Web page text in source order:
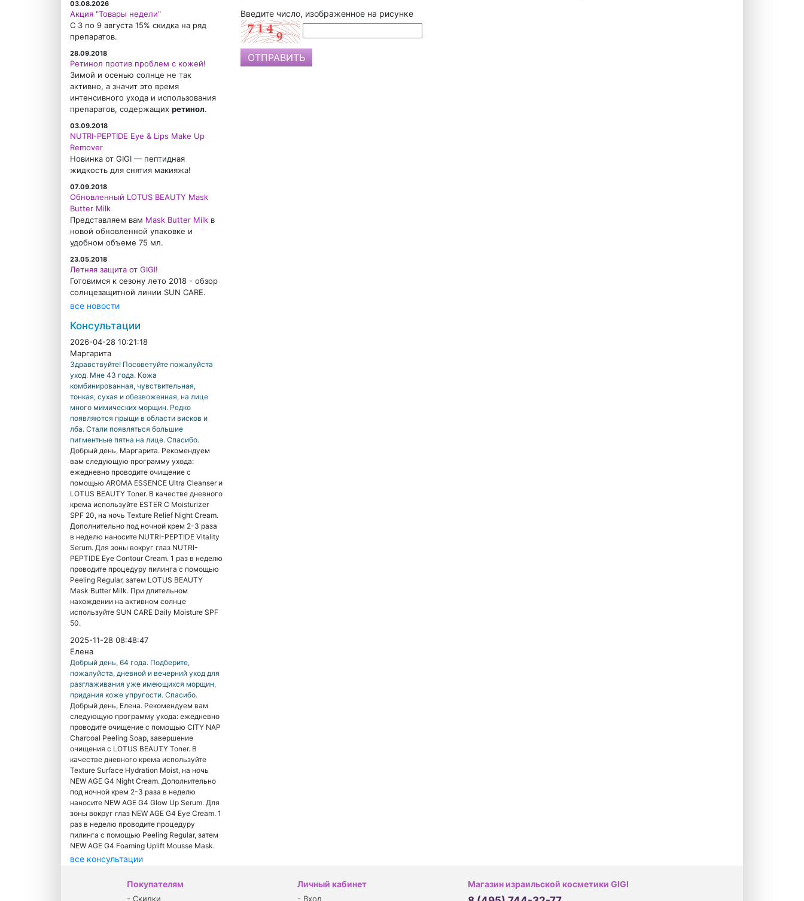
03.08.2026
Акция "Товары недели"
С 3 по 9 августа 15% скидка на ряд
препаратов.
28.09.2018
Ретинол против проблем с кожей!
Зимой и осенью солнце не так
активно, а значит это время
интенсивного ухода и использования
препаратов, содержащих ретинол.
03.09.2018
NUTRI-PEPTIDE Eye & Lips Make Up
Remover
Новинка от GIGI — пептидная
жидкость для снятия макияжа!
07.09.2018
Обновленный LOTUS BEAUTY Mask
Butter Milk
Представляем вам Mask Butter Milk в
новой обновленной упаковке и
удобном объеме 75 мл.
23.05.2018
Летняя защита от GIGI!
Готовимся к сезону лето 2018 - обзор
солнцезащитной линии SUN CARE.
все новости
Консультации
2026-04-28 10:21:18
Маргарита
Здравствуйте! Посоветуйте пожалуйста
уход. Мне 43 года. Кожа
комбинированная, чувствительная,
тонкая, сухая и обезвоженная, на лице
много мимических морщин. Редко
появляются прыщи в области висков и
лба. Стали появляться большие
пигментные пятна на лице. Спасибо.
Добрый день, Маргарита. Рекомендуем
вам следующую программу ухода:
ежедневно проводите очищение с
помощью AROMA ESSENCE Ultra Cleanser и
LOTUS BEAUTY Toner. В качестве дневного
крема используйте ESTER C Moisturizer
SPF 20, на ночь Texture Relief Night Cream.
Дополнительно под ночной крем 2-3 раза
в неделю наносите NUTRI-PEPTIDE Vitality
Serum. Для зоны вокруг глаз NUTRI-
PEPTIDE Eye Contour Cream. 1 раз в неделю
проводите процедуру пилинга с помощью
Peeling Regular, затем LOTUS BEAUTY
Mask Butter Milk. При длительном
нахождении на активном солнце
используйте SUN CARE Daily Moisture SPF
50.
2025-11-28 08:48:47
Елена
Добрый день, 64 года. Подберите,
пожалуйста, дневной и вечерний уход для
разглаживания уже имеющихся морщин,
придания коже упругости. Спасибо.
Добрый день, Елена. Рекомендуем вам
следующую программу ухода: ежедневно
проводите очищение с помощью CITY NAP
Charcoal Peeling Soap, завершение
очищения с LOTUS BEAUTY Toner. В
качестве дневного крема используйте
Texture Surface Hydration Moist, на ночь
NEW AGE G4 Night Cream. Дополнительно
под ночной крем 2-3 раза в неделю
наносите NEW AGE G4 Glow Up Serum. Для
зоны вокруг глаз NEW AGE G4 Eye Cream. 1
раз в неделю проводите процедуру
пилинга с помощью Peeling Regular, затем
NEW AGE G4 Foaming Uplift Mousse Mask.
все консультации
Введите число, изображенное на рисунке
Покупателям
- Скидки
Личный кабинет
- Вход
Магазин израильской косметики GIGI